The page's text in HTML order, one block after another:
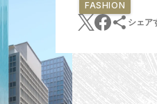
FASHION
シェア